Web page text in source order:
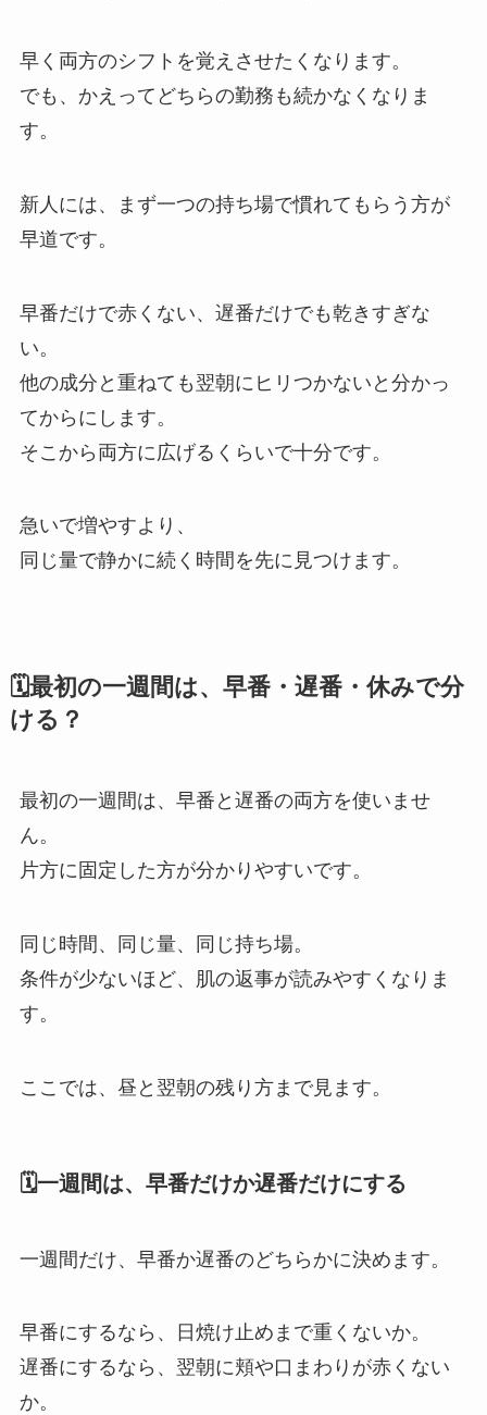
早く両方のシフトを覚えさせたくなります。
でも、かえってどちらの勤務も続かなくなりま
す。
新人には、まず一つの持ち場で慣れてもらう方が
早道です。
早番だけで赤くない、遅番だけでも乾きすぎな
い。
他の成分と重ねても翌朝にヒリつかないと分かっ
てからにします。
そこから両方に広げるくらいで十分です。
急いで増やすより、
同じ量で静かに続く時間を先に見つけます。
🗓最初の一週間は、早番・遅番・休みで分
ける？
最初の一週間は、早番と遅番の両方を使いませ
ん。
片方に固定した方が分かりやすいです。
同じ時間、同じ量、同じ持ち場。
条件が少ないほど、肌の返事が読みやすくなりま
す。
ここでは、昼と翌朝の残り方まで見ます。
🗓一週間は、早番だけか遅番だけにする
一週間だけ、早番か遅番のどちらかに決めます。
早番にするなら、日焼け止めまで重くないか。
遅番にするなら、翌朝に頬や口まわりが赤くない
か。